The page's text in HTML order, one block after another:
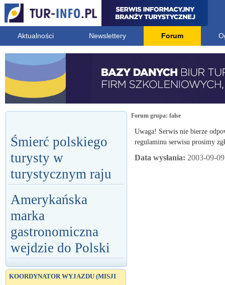
Aktualności Newslettery Forum
Śmierć polskiego
turysty w
turystycznym raju
Amerykańska
marka
gastronomiczna
wejdzie do Polski
KOORDYNATOR WYJAZDU (MISJI
Forum grupa: false
Uwaga! Serwis nie bierze
regulaminu serwisu prosimy
Data wysłania: 2003-09-